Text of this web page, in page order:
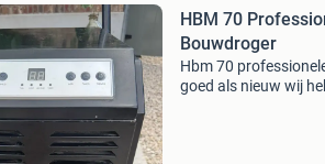
HBM 70
Bouwdroger
Hbm 70
goed als nieuw wij